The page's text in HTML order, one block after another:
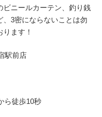
ビニールカーテン、釣り銭
3密にならないことは勿
ます！
駅前店
ら徒歩10秒